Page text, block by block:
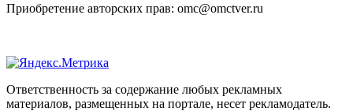
Приобретение авторских прав: omc@omctver.ru
Ответственность за содержание любых рекламных
материалов, размещенных на портале, несет рекламодатель.